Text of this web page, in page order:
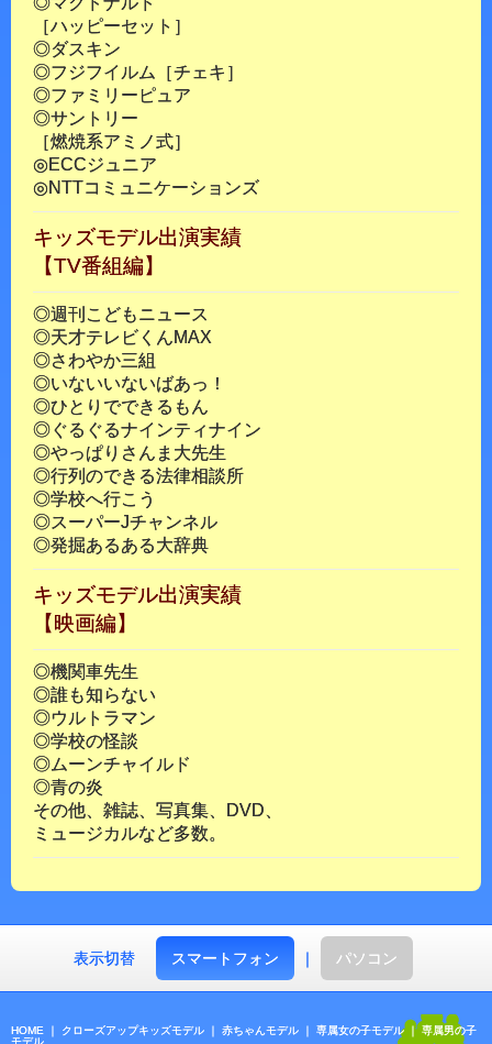
［ハッピーセット］
◎ダスキン
◎フジフイルム［チェキ］
◎ファミリーピュア
◎サントリー
［燃焼系アミノ式］
◎ECCジュニア
◎NTTコミュニケーションズ
キッズモデル出演実績
【TV番組編】
◎週刊こどもニュース
◎天才テレビくんMAX
◎さわやか三組
◎いないいないばあっ！
◎ひとりでできるもん
◎ぐるぐるナインティナイン
◎やっぱりさんま大先生
◎行列のできる法律相談所
◎学校へ行こう
◎スーパーJチャンネル
◎発掘あるある大辞典
キッズモデル出演実績
【映画編】
◎機関車先生
◎誰も知らない
◎ウルトラマン
◎学校の怪談
◎ムーンチャイルド
◎青の炎
その他、雑誌、写真集、DVD、
ミュージカルなど多数。
表示切替 スマートフォン ｜ パソコン
HOME ｜ クローズアップキッズモデル ｜ 赤ちゃんモデル ｜ 専属女の子モデル｜ 専属男の子
モデル